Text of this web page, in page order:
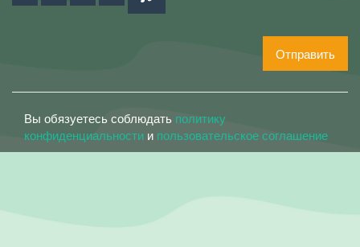
Отправить
Вы обязуетесь соблюдать политику
конфиденциальности и пользовательское соглашение